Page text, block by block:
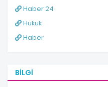
Haber 24
Hukuk
Haber
BILGI